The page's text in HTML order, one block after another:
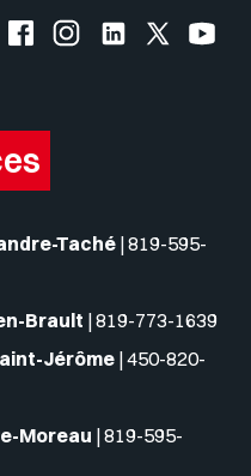
Facebook de l'UQO
Instagram de l'UQO
LinkedIn de
X
Taché |819-595-
Brault |819-773-1639
Jérôme|450-820-
Moreau |819-595-